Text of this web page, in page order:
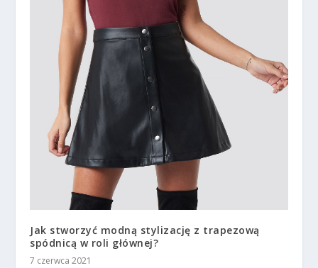
Jak stworzyć modną stylizację z trapezową
spódnicą w roli głównej?
7 czerwca 2021